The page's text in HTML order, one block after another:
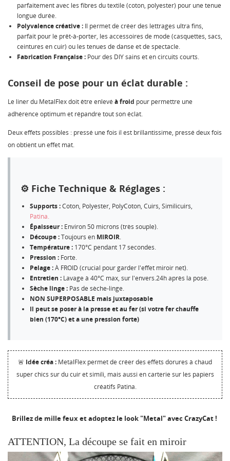
parfaitement avec les fibres du textile (coton, polyester) pour une tenue
longue durée.
Polyvalence créative : Il permet de créer des lettrages ultra fins,
parfait pour le prêt-à-porter, les accessoires de mode (casquettes, sacs,
ceintures en cuir) ou les tenues de danse et de spectacle.
Fabrication Française : Pour des DIY sains et en circuits courts.
Conseil de pose pour un éclat durable :
Le liner du MetalFlex doit être enlevé à froid pour permettre une
adhérence optimum et répandre tout son éclat.
Deux effets possibles : pressé une fois il est brillantissime, pressé deux fois
on obtient un effet mat.
⚙️ Fiche Technique & Réglages :
Supports :Coton, Polyester, PolyCoton, Cuirs, Similicuirs,
Patina.
Épaisseur : Environ 50 microns (très souple).
Découpe :Toujours en MIROIR.
Température : 170°C pendant 17 secondes.
Pression : Forte.
Pelage :À FROID (crucial pour garder l'effet miroir net).
Entretien : Lavage à 40°C max, sur l'envers.24h après la pose.
Sèche linge : Pas de sèche-linge.
NON SUPERPOSABLE mais juxtaposable
Il peut se poser à la presse et au fer (si votre fer chauffe
bien (170°C) et a une pression forte)
🚨 Idée créa : MetalFlex permet de créer des effets dorures à chaud
super chics sur du cuir et simili, mais aussi en carterie sur les papiers
créatifs Patina.
Brillez de mille feux et adoptez le look "Metal" avec CrazyCat !
ATTENTION, La découpe se fait en miroir